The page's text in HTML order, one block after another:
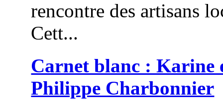
rencontre des artisans
Cett...
Carnet blanc : Karine
Philippe Charbonnier